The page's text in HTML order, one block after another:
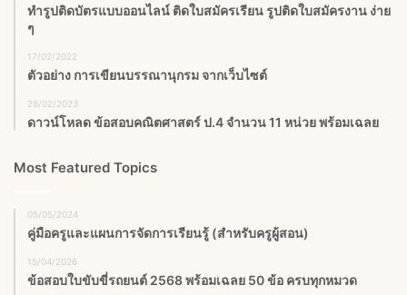
ทำรูปติดบัตรแบบออนไลน์ ติดใบสมัครเรียน รูปติดใบสมัครงาน ง่าย
ๆ
17/02/2022
ตัวอย่าง การเขียนบรรณานุกรม จากเว็บไซต์
28/02/2023
ดาวน์โหลด ข้อสอบคณิตศาสตร์ ป.4 จำนวน 11 หน่วย พร้อมเฉลย
Most Featured Topics
05/05/2024
คู่มือครูและแผนการจัดการเรียนรู้ (สำหรับครูผู้สอน)
15/04/2026
ข้อสอบใบขับขี่รถยนต์ 2568 พร้อมเฉลย 50 ข้อ ครบทุกหมวด